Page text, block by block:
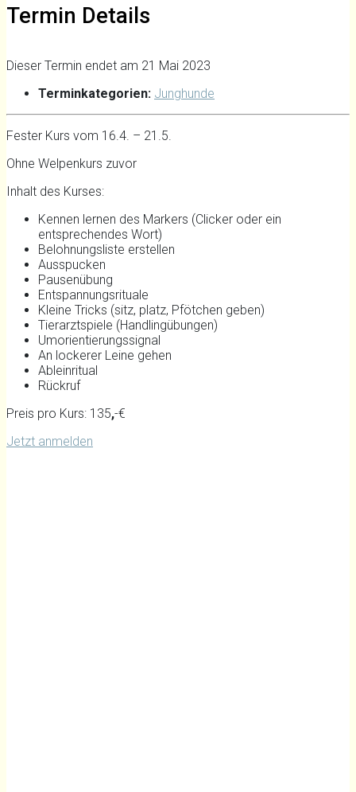
Termin Details
Dieser Termin endet am 21 Mai 2023
Terminkategorien: Junghunde
Fester Kurs vom 16.4. – 21.5.
Ohne Welpenkurs zuvor
Inhalt des Kurses:
Kennen lernen des Markers (Clicker oder ein
entsprechendes Wort)
Belohnungsliste erstellen
Ausspucken
Pausenübung
Entspannungsrituale
Kleine Tricks (sitz, platz, Pfötchen geben)
Tierarztspiele (Handlingübungen)
Umorientierungssignal
An lockerer Leine gehen
Ableinritual
Rückruf
Preis pro Kurs: 135,-€
Jetzt anmelden